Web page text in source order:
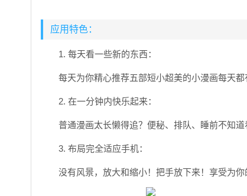
应用特色：
1. 每天看一些新的东西：
每天为你精心推荐五部短小超美的小漫画每天都
2. 在一分钟内快乐起来：
普通漫画太长懒得追？便秘、排队、睡前不知
3. 布局完全适应手机：
没有风景，放大和缩小！把手放下来！享受为你